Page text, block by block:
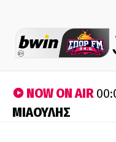
NOW ON AIR
ΜΙΑΟΥΛΗΣ